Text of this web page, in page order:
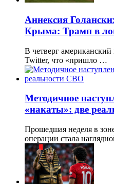
Аннексия
Крыма: Трамп в
В четверг
Twitter, что «пришло …
Методичное
«накаты»: две
Прошедшая неделя в
операции стала